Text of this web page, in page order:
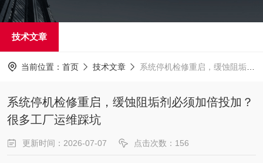
技术文章
当前位置： 首页 技术文章 系统停机检修重启，缓蚀阻垢剂必须加倍投加？很多工厂运维踩坑
系统停机检修重启，缓蚀阻垢剂必须加倍投加？
很多工厂运维踩坑
更新时间：2026-07-07 点击次数：156